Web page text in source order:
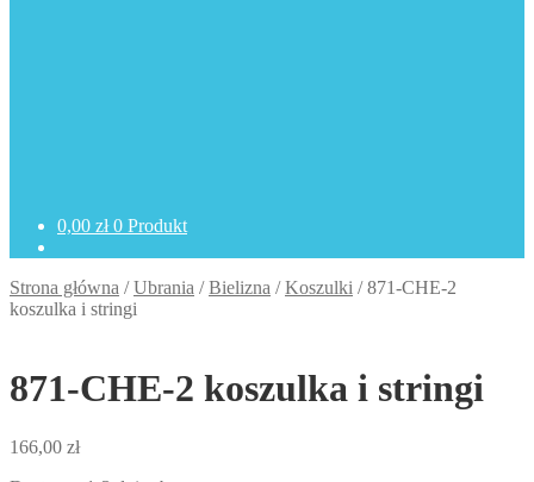
0,00 zł 0 Produkt
Strona główna /Ubrania /Bielizna /Koszulki /871-CHE-2
koszulka i stringi
871-CHE-2 koszulka i stringi
166,00 zł